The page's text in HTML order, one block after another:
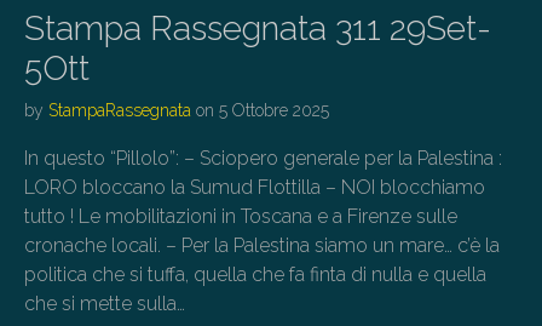
Stampa Rassegnata 311 29Set-
5Ott
by StampaRassegnata on 5 Ottobre 2025
In questo “Pillolo”: – Sciopero generale per la Palestina :
LORO bloccano la Sumud Flottilla – NOI blocchiamo
tutto ! Le mobilitazioni in Toscana e a Firenze sulle
cronache locali. – Per la Palestina siamo un mare… c’è la
politica che si tuffa, quella che fa finta di nulla e quella
che si mette sulla…